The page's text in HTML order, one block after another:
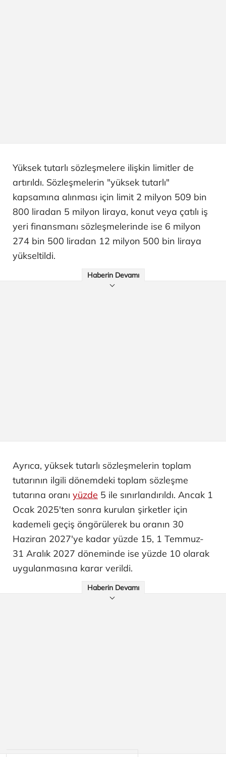
Yüksek tutarlı sözleşmelere ilişkin limitler de
artırıldı. Sözleşmelerin "yüksek tutarlı"
kapsamına alınması için limit 2 milyon 509 bin
800 liradan 5 milyon liraya, konut veya çatılı iş
yeri finansmanı sözleşmelerinde ise 6 milyon
274 bin 500 liradan 12 milyon 500 bin liraya
yükseltildi.
Haberin Devamı
Ayrıca, yüksek tutarlı sözleşmelerin toplam
tutarının ilgili dönemdeki toplam sözleşme
tutarına oranı yüzde 5 ile sınırlandırıldı. Ancak 1
Ocak 2025'ten sonra kurulan şirketler için
kademeli geçiş öngörülerek bu oranın 30
Haziran 2027'ye kadar yüzde 15, 1 Temmuz-
31 Aralık 2027 döneminde ise yüzde 10 olarak
uygulanmasına karar verildi.
Haberin Devamı